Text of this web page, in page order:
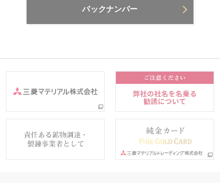
バックナンバー